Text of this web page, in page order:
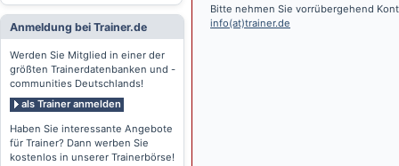
Anmeldung bei Trainer.de
Werden Sie Mitglied in einer der
größten Trainerdatenbanken und -
communities Deutschlands!
als Trainer anmelden
Haben Sie interessante Angebote
für Trainer? Dann werben Sie
kostenlos in unserer Trainerbörse!
Bitte nehmen Sie vorrübergehend
info(at)trainer.de